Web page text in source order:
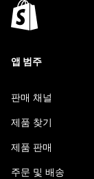
앱 범주
판매 채널
제품 찾기
제품 판매
주문 및 배송